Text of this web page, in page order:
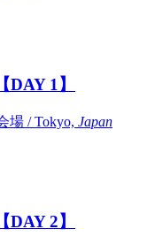
1】
場 / Tokyo, Japan
2】